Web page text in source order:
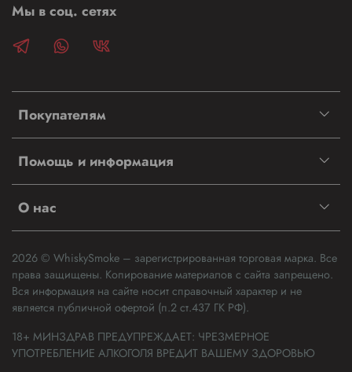
Покупателям
Помощь и информация
О нас
Мы в соц. сетях
2026 © WhiskySmoke – зарегистрированная торговая марка. Все
права защищены. Копирование материалов с сайта запрещено.
Вся информация на сайте носит справочный характер и не
является публичной офертой (п.2 ст.437 ГК РФ).
18+ МИНЗДРАВ ПРЕДУПРЕЖДАЕТ: ЧРЕЗМЕРНОЕ
УПОТРЕБЛЕНИЕ АЛКОГОЛЯ ВРЕДИТ ВАШЕМУ ЗДОРОВЬЮ